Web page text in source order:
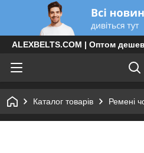
ALEXBELTS.COM | Оптом
Каталог товарів Ремені